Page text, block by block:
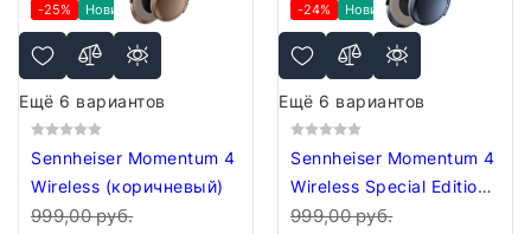
-25% Новинка
Ещё 6 вариантов
Sennheiser Momentum 4
Wireless (коричневый)
999,00 руб.
-24% Новинка
Ещё 6 вариантов
Sennheiser Momentum 4
Wireless Special Edition
(темно-синий)
999,00 руб.